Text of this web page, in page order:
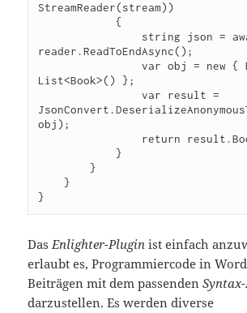
StreamReader(stream))
            {
reader.ReadToEndAsync();
                var obj = new { Books = new
List<Book>() };
                var result =
obj);
            }
        }
    }
}
DasEnlighter-Plugin ist einfach
erlaubt es, Programmiercode in
Beiträgen mit dem passenden
darzustellen. Es werden diverse